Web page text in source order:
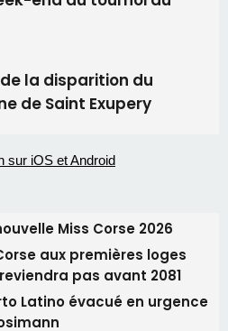
Miss Corse 2026
aux premières loges
pas avant 2081
dans les restaurants
restaurateurs corses
au faux vendeur de